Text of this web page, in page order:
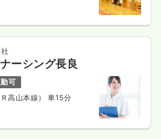
ーシング長良
可
高山本線） 車15分